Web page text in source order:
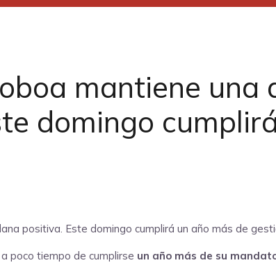
mantiene una
domingo
a poco tiempo de cumplirse un año más de su